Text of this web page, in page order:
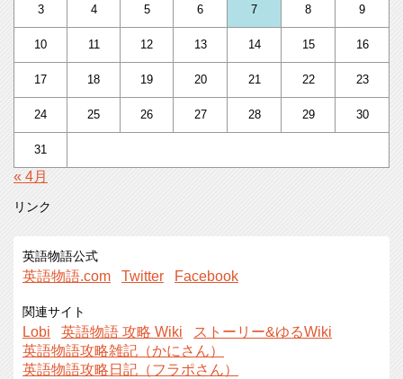
3 4 5 6 7 8 9
10 11 12 13 14 15 16
17 18 19 20 21 22 23
24 25 26 27 28 29 30
31
« 4月
リンク
英語物語公式
英語物語.com Twitter Facebook
関連サイト
Lobi 英語物語 攻略 Wiki
ストーリー&ゆるWiki
英語物語攻略雑記（かにさん）
英語物語攻略日記（フラポさん）